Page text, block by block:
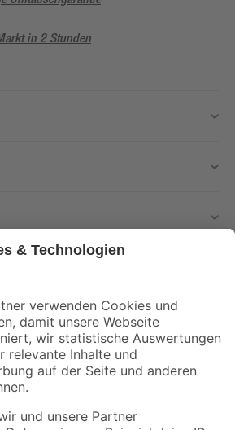
in 2 Stunden
Angebote und Aktionen mehr verpassen!